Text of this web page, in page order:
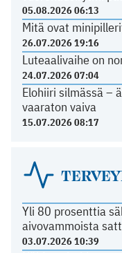
05.08.2026 06:13
Mitä ovat
26.07.2026 19:16
Luteaalivaihe on
24.07.2026 07:04
Elohiiri silmässä –
vaaraton vaiva
15.07.2026 08:17
Yli 80 prosenttia
aivovammoista
03.07.2026 10:39